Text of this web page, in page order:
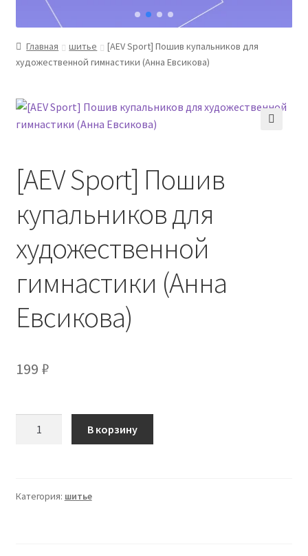
Главная шитье
[AEV Sport] Пошив купальников для
художественной гимнастики (Анна Евсикова)
[AEV Sport] Пошив
купальников для
художественной
гимнастики (Анна
Евсикова)
199 ₽
Пошив
В корзину
Категория: шитье